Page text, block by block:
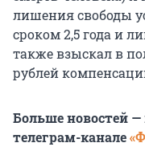
лишения свободы
сроком 2,5 года и
также взыскал в
рублей
Больше новостей
телеграм-канале